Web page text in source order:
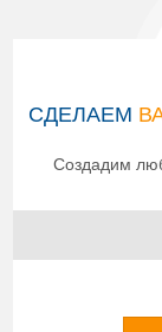
СДЕЛАЕМ
Создадим